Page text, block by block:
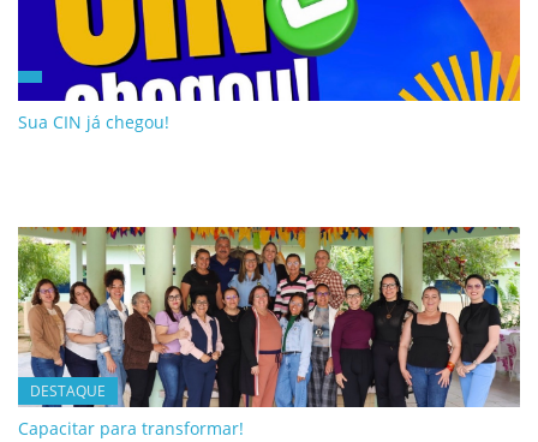
Sua CIN já chegou!
DESTAQUE
Capacitar para transformar!